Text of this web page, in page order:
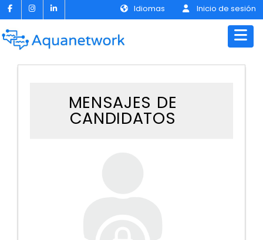
Inicio de sesión
Idiomas
MENSAJES DE
CANDIDATOS